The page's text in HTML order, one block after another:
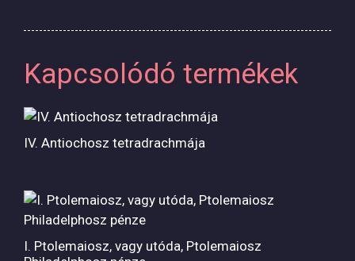
Kapcsolódó termékek
IV. Antiochosz tetradrachmája
I. Ptolemaiosz, vagy utóda, Ptolemaiosz